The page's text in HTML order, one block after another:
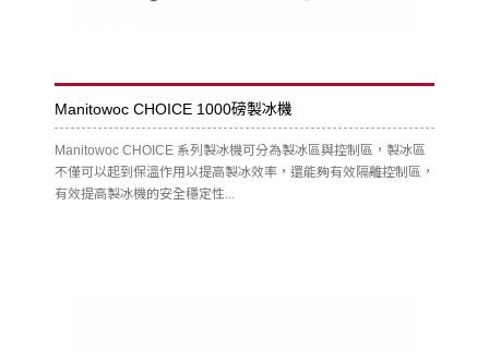
Manitowoc CHOICE 1000磅製冰機
Manitowoc CHOICE 系列製冰機可分為製冰區與控制區，製冰區
不僅可以起到保溫作用以提高製冰效率，還能夠有效隔離控制區，
有效提高製冰機的安全穩定性...